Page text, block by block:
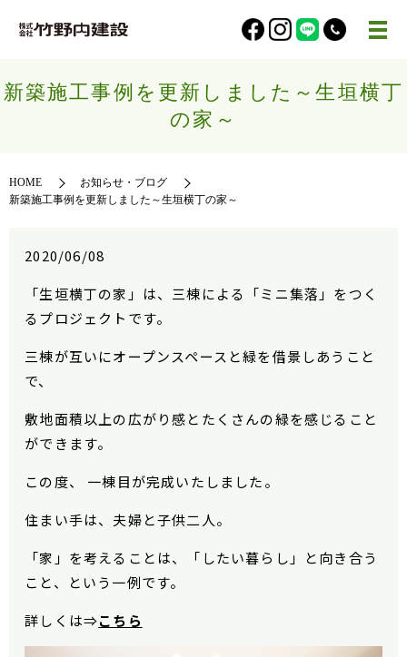
新築施工事例を更新しました～生垣横丁
の家～
HOME
お知らせ・ブログ
新築施工事例を更新しました～生垣横丁の家～
2020/06/08
「生垣横丁の家」は、三棟による「ミニ集落」をつく
るプロジェクトです。
三棟が互いにオープンスペースと緑を借景しあうこと
で、
敷地面積以上の広がり感とたくさんの緑を感じること
ができます。
この度、 一棟目が完成いたしました。
住まい手は、夫婦と子供二人。
「家」を考えることは、「したい暮らし」と向き合う
こと、という一例です。
詳しくは⇒こちら